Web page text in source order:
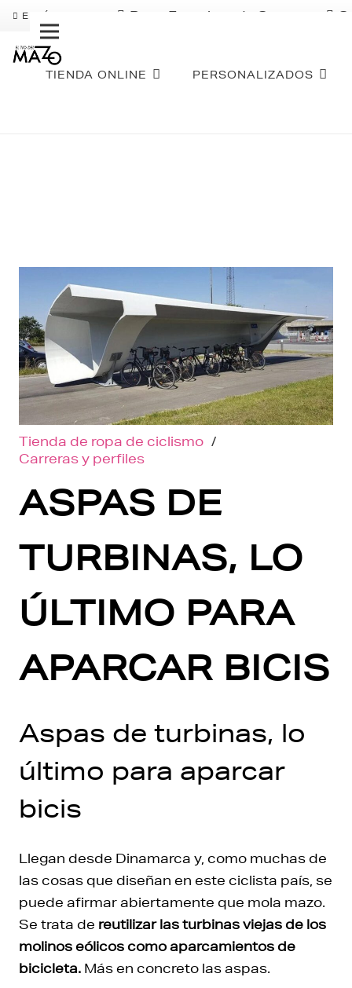
ENVÍO GRATIS Pago Fraccionado Sequra
TIENDA ONLINE PERSONALIZADOS
Tienda de ropa de ciclismo /
Carreras y perfiles
ASPAS DE
TURBINAS, LO
ÚLTIMO PARA
APARCAR BICIS
Aspas de turbinas, lo
último para aparcar
bicis
Llegan desde Dinamarca y, como muchas de
las cosas que diseñan en este ciclista país, se
puede afirmar abiertamente que mola mazo.
Se trata de reutilizar las turbinas viejas de los
molinos eólicos como aparcamientos de
bicicleta. Más en concreto las aspas.